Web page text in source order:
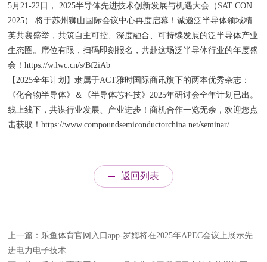
5月21-22日， 2025半导体先进技术创新发展与机遇大会（SAT CON
2025） 将于苏州狮山国际会议中心再度启幕！诚邀泛半导体领域精
英共襄盛举，共筑自主可控、深度融合、可持续发展的泛半导体产业
生态圈。席位有限，扫码即刻报名，共赴这场泛半导体行业的年度盛
会！https://w.lwc.cn/s/Bf2iAb
【2025全年计划】隶属于ACT雅时国际商讯旗下的两本优秀杂志：
《化合物半导体》＆《半导体芯科技》2025年研讨会全年计划已出。
线上线下，共谋行业发展、产业进步！商机合作一览无余，欢迎您点
击获取！https://www.compoundsemiconductorchina.net/seminar/
返回列表
上一篇：乐鱼体育官网入口app-罗姆将在2025年APEC会议上展示先
进电力电子技术